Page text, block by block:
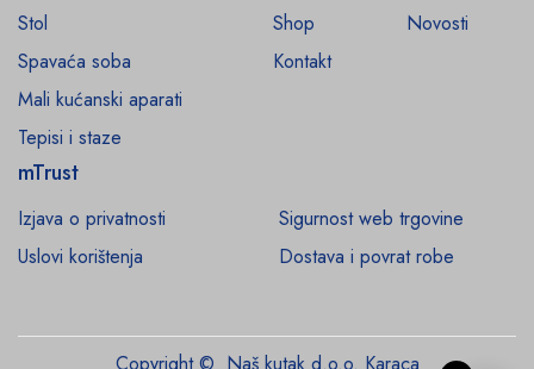
Stol
Spavaća soba
Mali kućanski aparati
Tepisi i staze
Shop
Novosti
Kontakt
mTrust
Izjava o privatnosti
Sigurnost web trgovine
Uslovi korištenja
Dostava i povrat robe
Copyright © Naš kutak d.o.o. Karaca